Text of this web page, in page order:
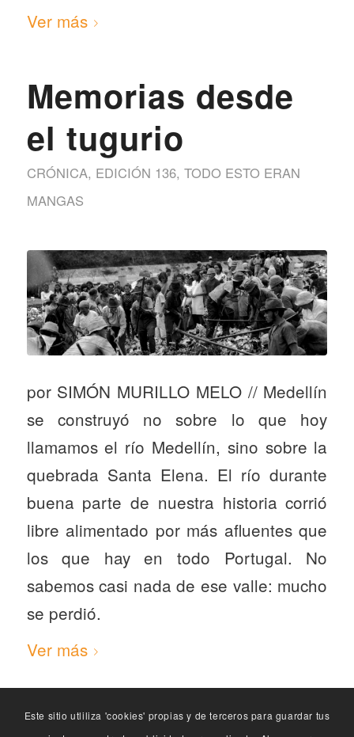
Ver más
Memorias desde
el tugurio
CRÓNICA, EDICIÓN 136, TODO ESTO ERAN
MANGAS
por SIMÓN MURILLO MELO // Medellín
se construyó no sobre lo que hoy
llamamos el río Medellín, sino sobre la
quebrada Santa Elena. El río durante
buena parte de nuestra historia corrió
libre alimentado por más afluentes que
los que hay en todo Portugal. No
sabemos casi nada de ese valle: mucho
se perdió.
Ver más
Este sitio utliliza 'cookies' propias y de terceros para guardar tus